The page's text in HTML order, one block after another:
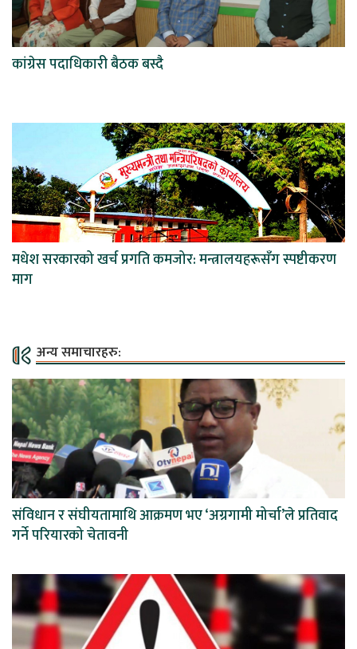
कांग्रेस पदाधिकारी बैठक बस्दै
मधेश सरकारको खर्च प्रगति कमजोर: मन्त्रालयहरूसँग स्पष्टीकरण
माग
अन्य समाचारहरु:
संविधान र संघीयतामाथि आक्रमण भए ‘अग्रगामी मोर्चा’ले प्रतिवाद
गर्ने परियारको चेतावनी